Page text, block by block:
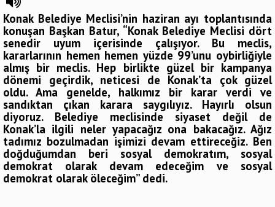
Konak Belediye Meclisi’nin haziran ayı toplantısında
konuşan Başkan Batur, “Konak Belediye Meclisi dört
senedir uyum içerisinde çalışıyor. Bu meclis,
kararlarının hemen hemen yüzde 99’unu oybirliğiyle
almış bir meclis. Hep birlikte güzel bir kampanya
dönemi geçirdik, neticesi de Konak’ta çok güzel
oldu. Ama genelde, halkımız bir karar verdi ve
sandıktan çıkan karara saygılıyız. Hayırlı olsun
diyoruz. Belediye meclisinde siyaset değil de
Konak’la ilgili neler yapacağız ona bakacağız. Ağız
tadımız bozulmadan işimizi devam ettireceğiz. Ben
doğduğumdan beri sosyal demokratım, sosyal
demokrat olarak devam edeceğim ve sosyal
demokrat olarak öleceğim” dedi.